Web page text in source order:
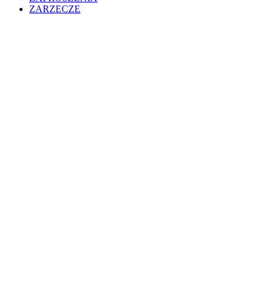
ZARZECZE